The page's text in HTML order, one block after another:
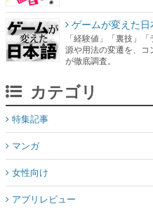
ゲームが変えた日
「経験値」「裏技」
源や用法の変遷を、
が徹底調査。
カテゴリ
特集記事
マンガ
女性向け
アプリレビュー